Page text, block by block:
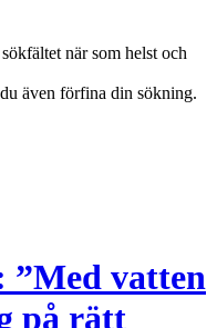
när som helst och
även förfina din sökning.
vatten
på rätt